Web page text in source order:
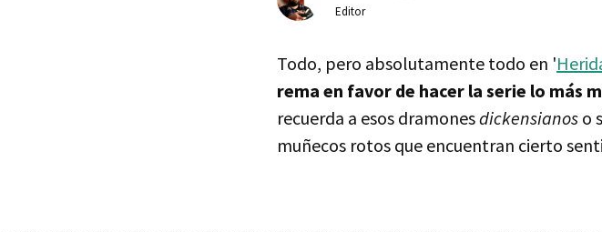
Editor
Todo, pero absolutamente todo en '
rema en favor de hacer la serie lo más
recuerda a esos dramonesdickensianos o
muñecos rotos que encuentran cierto